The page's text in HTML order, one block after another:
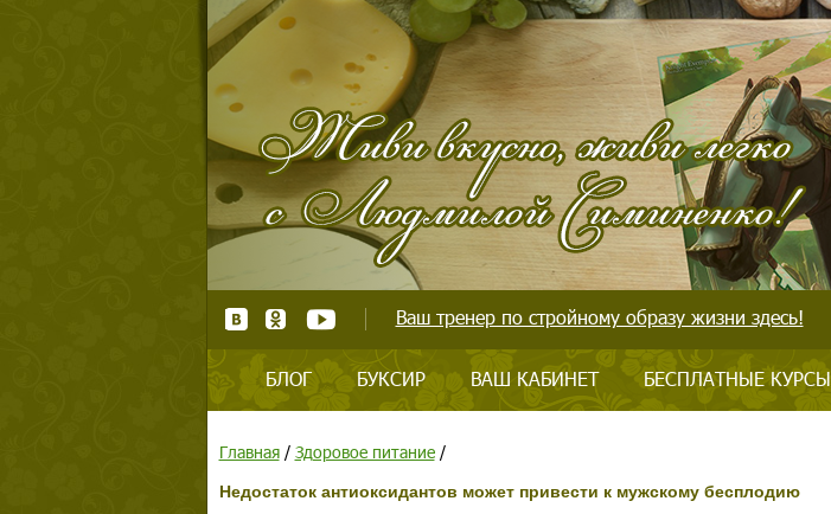
Ваш тренер по стройному образу жизни здесь!
БЛОГ БУКСИР ВАШ КАБИНЕТ БЕСПЛАТНЫЕ КУРСЫ
Главная/ Здоровое питание/
Недостаток антиоксидантов может привести к мужскому бесплодию